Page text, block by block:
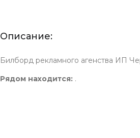
Описание:
Билборд рекламного агенства ИП
Рядом находится: .